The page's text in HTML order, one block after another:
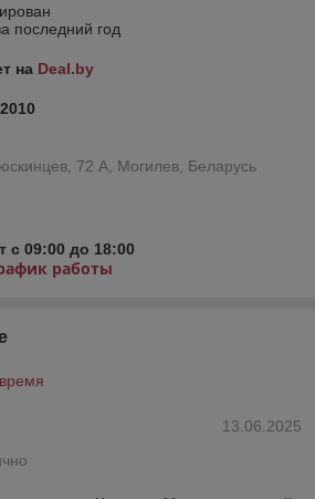
последний год
на Deal.by
72 А, Могилев, Беларусь
с 09:00 до 18:00
работы
13.06.2025